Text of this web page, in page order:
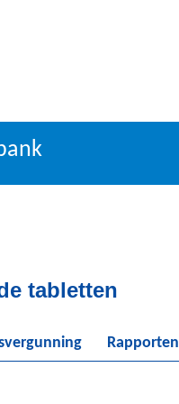
tabletten
Rapporten